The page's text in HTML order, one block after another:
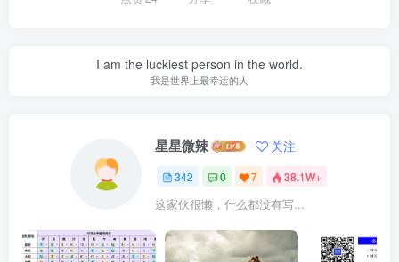
I am the luckiest person in the world.
我是世界上最幸运的人
星星微辣 关注
342 0 7 38.1W+
这家伙很懒，什么都没有写...